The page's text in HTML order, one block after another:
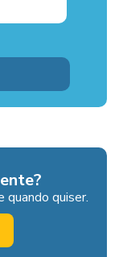
quando quiser.